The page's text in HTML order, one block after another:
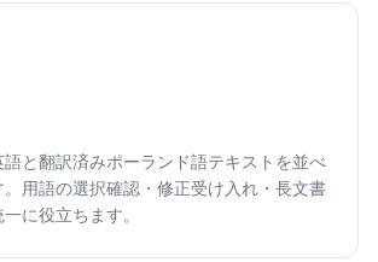
と翻訳済みポーランド語テキストを並べ
用語の選択確認・修正受け入れ・長文書
に役立ちます。